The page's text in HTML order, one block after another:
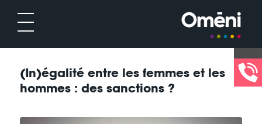
(In)égalité entre les femmes et les
hommes : des sanctions ?